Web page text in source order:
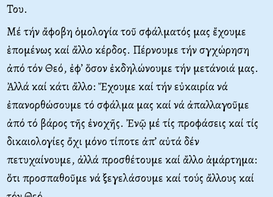
Του.
Μέ τήν ἄφοβη ὁμολογία τοῦ σφάλματός μας ἔχουμε
ἑπομένως καί ἄλλο κέρδος. Πέρνουμε τήν σγχώρηση
ἀπό τόν Θεό, ἐφ’ ὅσον ἐκδηλώνουμε τήν μετάνοιά μας.
Ἀλλά καί κάτι ἄλλο: Ἔχουμε καί τήν εὐκαιρία νά
ἐπανορθώσουμε τό σφάλμα μας καί νά ἀπαλλαγοῦμε
ἀπό τό βάρος τῆς ἐνοχῆς. Ἐνῷ μέ τίς προφάσεις καί τίς
δικαιολογίες ὄχι μόνο τίποτε ἀπ’ αὐτά δέν
πετυχαίνουμε, ἀλλά προσθέτουμε καί ἄλλο ἁμάρτημα:
ὅτι προσπαθοῦμε νά ξεγελάσουμε καί τούς ἄλλους καί